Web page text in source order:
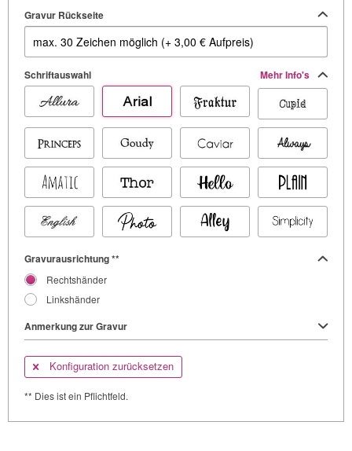
Gravur Rückseite
Schriftauswahl Mehr Info's
Gravurausrichtung **
Rechtshänder
Linkshänder
Anmerkung zur Gravur
Konfiguration zurücksetzen
** Dies ist ein Pflichtfeld.